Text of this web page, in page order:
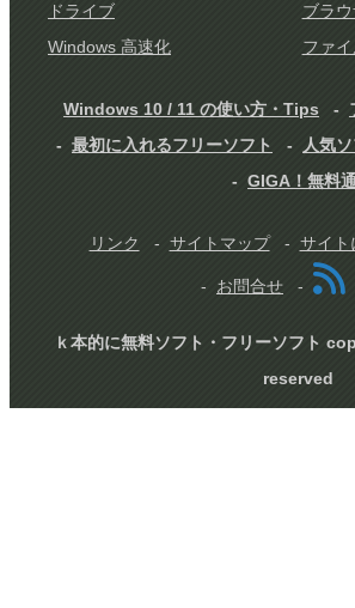
ドライブ
Windows 高速化
ブラ
ファ
Windows 10 / 11 の使い方・Tips
最初に入れるフリーソフト
人気
GIGA！無料
リンク サイトマップ サイト
お問合せ
ｋ本的に無料ソフト・フリーソフト
reserved